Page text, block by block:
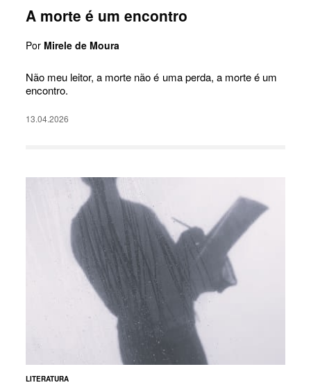
A morte é um encontro
Por Mirele de Moura
Não meu leitor, a morte não é uma perda, a morte é um
encontro.
13.04.2026
LITERATURA